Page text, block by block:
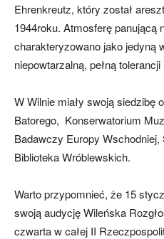
Ehrenkreutz, który został
1944roku. Atmosferę panującą
charakteryzowano jako jedyną
niepowtarzalną, pełną
W Wilnie miały swoją siedzibę
Batorego, Konserwatorium
Badawczy Europy
Biblioteka Wróblewskich.
Warto przypomnieć, że 15
swoją audycję Wileńska
czwarta w całej II